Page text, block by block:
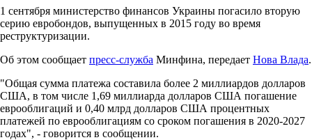
1 сентября министерство финансов Украины погасило вторую
серию евробондов, выпущенных в 2015 году во время
реструктуризации.
Об этом сообщает пресс-служба Минфина, передает Нова Влада.
"Общая сумма платежа составила более 2 миллиардов долларов
США, в том числе 1,69 миллиарда долларов США погашение
еврооблигаций и 0,40 млрд долларов США процентных
платежей по еврооблигациям со сроком погашения в 2020-2027
годах", - говорится в сообщении.